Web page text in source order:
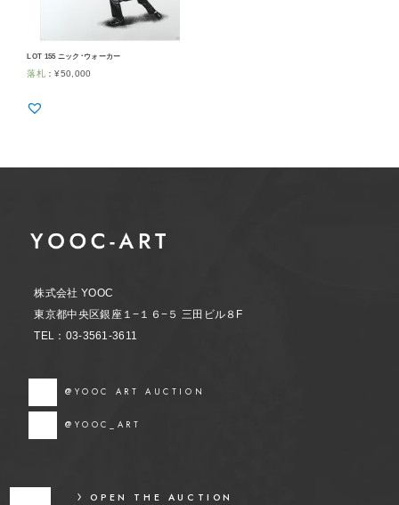
LOT 155 ニック･ウォーカー
落札 ：¥50,000
株式会社 YOOC
東京都中央区銀座１−１６−５ 三田ビル８F
TEL：03-3561-3611
@YOOC ART AUCTION
@YOOC_ART
OPEN THE AUCTION